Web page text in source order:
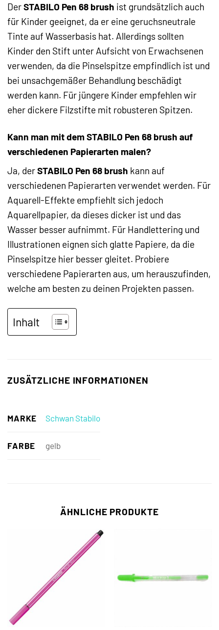
DerSTABILO Pen 68 brush ist grundsätzlich auch
für Kinder geeignet, da er eine geruchsneutrale
Tinte auf Wasserbasis hat. Allerdings sollten
Kinder den Stift unter Aufsicht von Erwachsenen
verwenden, da die Pinselspitze empfindlich ist und
bei unsachgemäßer Behandlung beschädigt
werden kann. Für jüngere Kinder empfehlen wir
eher dickere Filzstifte mit robusteren Spitzen.
Kann man mit dem STABILO Pen 68 brush auf
verschiedenen Papierarten malen?
Ja, derSTABILO Pen 68 brush kann auf
verschiedenen Papierarten verwendet werden. Für
Aquarell-Effekte empfiehlt sich jedoch
Aquarellpapier, da dieses dicker ist und das
Wasser besser aufnimmt. Für Handlettering und
Illustrationen eignen sich glatte Papiere, da die
Pinselspitze hier besser gleitet. Probiere
verschiedene Papierarten aus, um herauszufinden,
welche am besten zu deinen Projekten passen.
Inhalt
ZUSÄTZLICHE INFORMATIONEN
MARKE Schwan Stabilo
FARBE gelb
ÄHNLICHE PRODUKTE